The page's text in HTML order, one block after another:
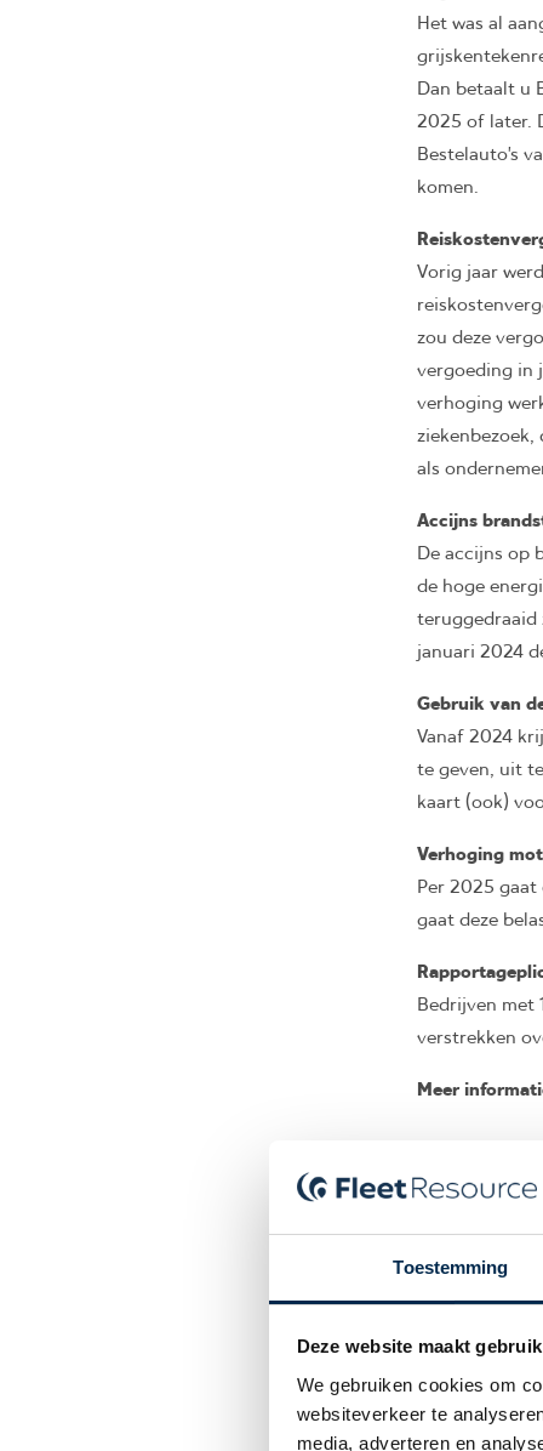
Toestemming
Deze website maakt
We gebruiken cookies om
websiteverkeer te
media, adverteren en
Het was al
Dan betaalt u
2025 of later.
Bestelauto’s
komen.
Vorig jaar
zou deze
vergoeding in
verhoging
als
Accijns
De accijns op
de hoge
teruggedraaid
januari 2024
Gebruik van
Vanaf 2024
te geven, uit
kaart (ook)
Verhoging
Per 2025
gaat deze
Bedrijven met
verstrekken
Meer
ondersteunen